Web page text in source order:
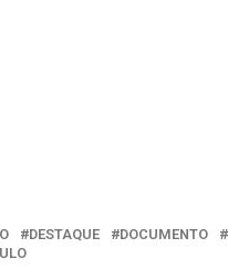
DESTAQUE DOCUMENTO